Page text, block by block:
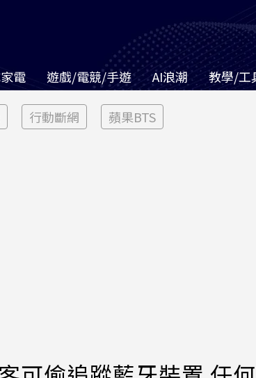
電 遊戲/電競/手遊 AI浪潮 教學/工
行動斷網 蘋果BTS